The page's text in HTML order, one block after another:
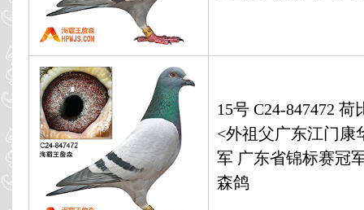
15号 C24-847472
<外祖父广东江门康
军 广东省锦标赛冠
森鸽